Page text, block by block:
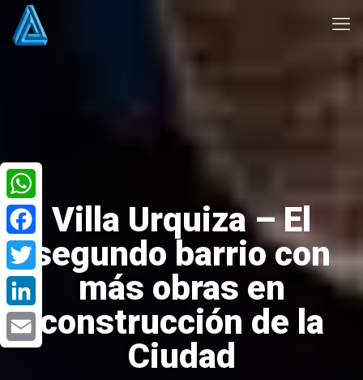
Villa Urquiza – El
segundo barrio con
más obras en
construcción de la
Ciudad
WhatsApp
Facebook
Twitter
LinkedIn